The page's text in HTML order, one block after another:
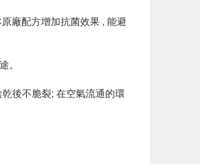
廠配方增加抗菌效果 , 能避
。
後不脆裂; 在空氣流通的環